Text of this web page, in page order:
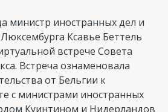
министр иностранных дел и
Ксавье Беттель
встрече Совета
Встреча ознаменовала
от Бельгии к
с министрами иностранных
Куинтином и Нидерландов